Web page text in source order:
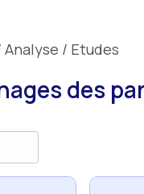
/ Etudes
des